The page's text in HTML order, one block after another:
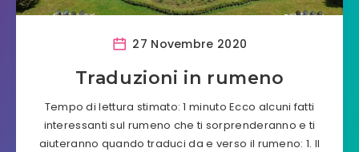
27 Novembre 2020
Traduzioni in rumeno
Tempo di lettura stimato: 1 minuto Ecco alcuni fatti
interessanti sul rumeno che ti sorprenderanno e ti
aiuteranno quando traduci da e verso il rumeno: 1. Il